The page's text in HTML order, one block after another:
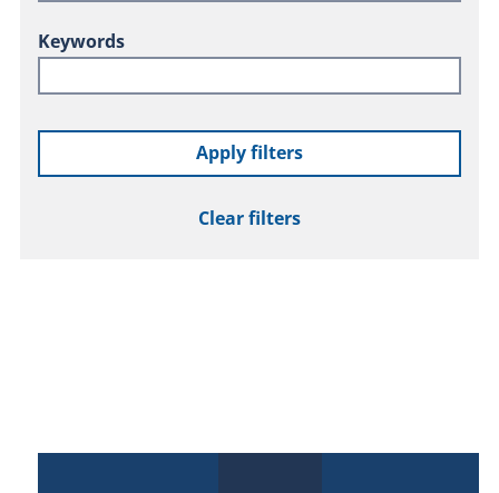
Keywords
Apply filters
Clear filters